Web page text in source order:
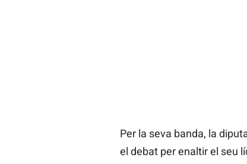
Per la seva banda, la
el debat per enaltir el seu